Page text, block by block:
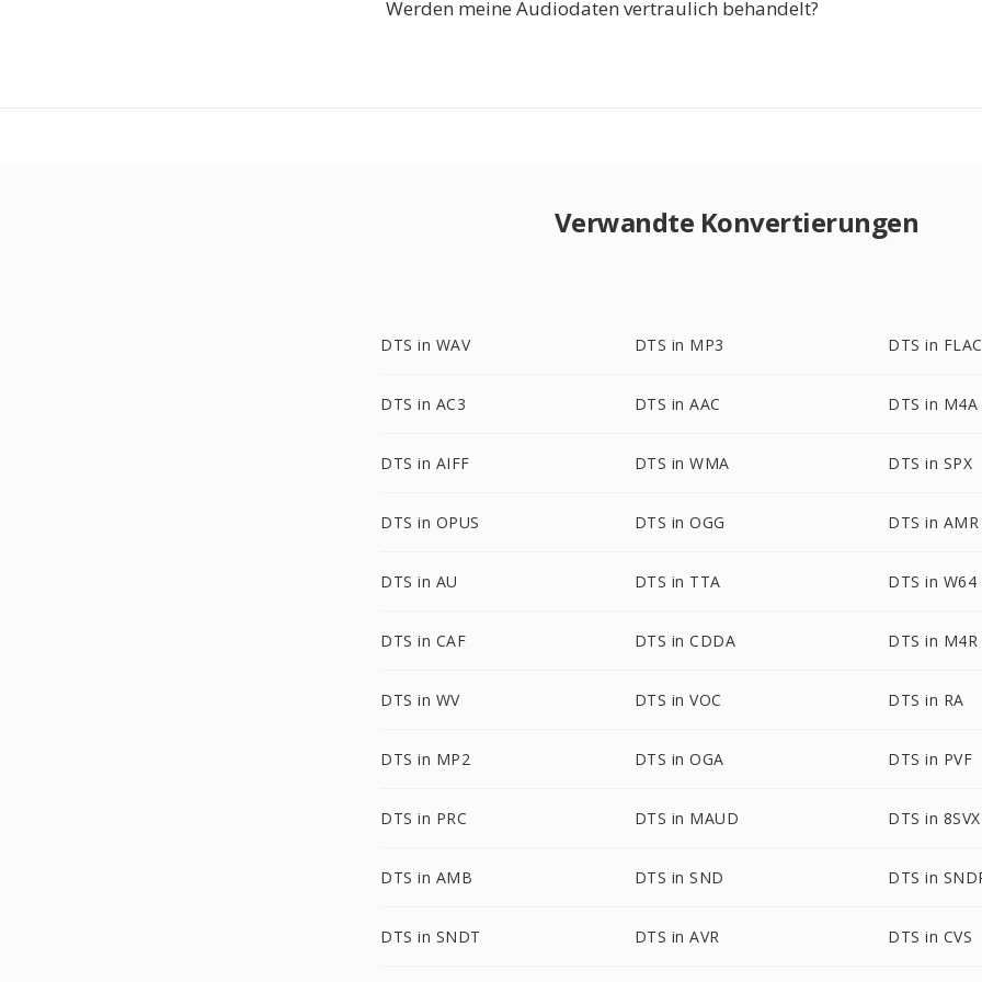
Werden meine Audiodaten vertraulich behandelt?
Verwandte Konvertierungen
DTS in WAV DTS in MP3 DTS in FLAC
DTS in AC3 DTS in AAC DTS in M4A
DTS in AIFF DTS in WMA DTS in SPX
DTS in OPUS DTS in OGG DTS in AMR
DTS in AU DTS in TTA DTS in W64
DTS in CAF DTS in CDDA DTS in M4R
DTS in WV DTS in VOC DTS in RA
DTS in MP2 DTS in OGA DTS in PVF
DTS in PRC DTS in MAUD DTS in 8SVX
DTS in AMB DTS in SND DTS in
DTS in SNDT DTS in AVR DTS in CVS